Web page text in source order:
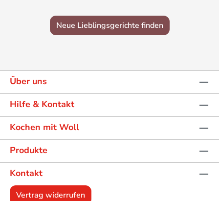
Neue Lieblingsgerichte finden
Über uns
Hilfe & Kontakt
Kochen mit Woll
Produkte
Kontakt
Vertrag widerrufen